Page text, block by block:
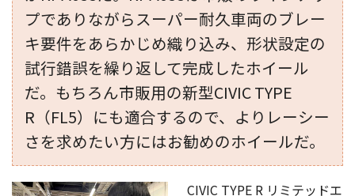
プでありながらスーパー耐久車両のブレー
キ要件をあらかじめ織り込み、形状設定の
試行錯誤を繰り返して完成したホイール
だ。もちろん市販用の新型CIVIC TYPE
R（FL5）にも適合するので、よりレーシー
さを求めたい方にはお勧めのホイールだ。
CIVIC TYPE R リミテッドエ